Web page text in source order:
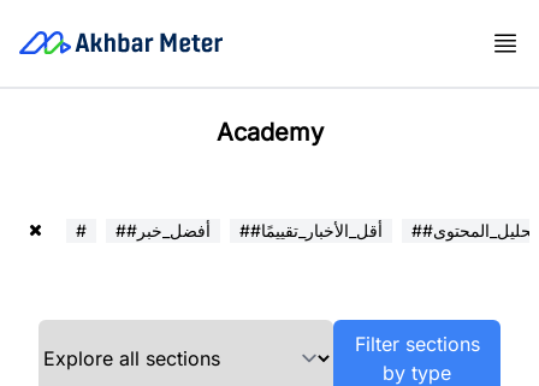
Academy
# ##أفضل_خبر ##أقل_الأخبار_تقييمًا ##تحليل_المحتوى
Filter sections
by type